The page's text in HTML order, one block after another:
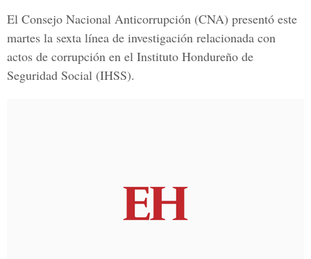
El Consejo Nacional Anticorrupción (CNA) presentó este
martes la sexta línea de investigación relacionada con
actos de corrupción en el Instituto Hondureño de
Seguridad Social (IHSS).